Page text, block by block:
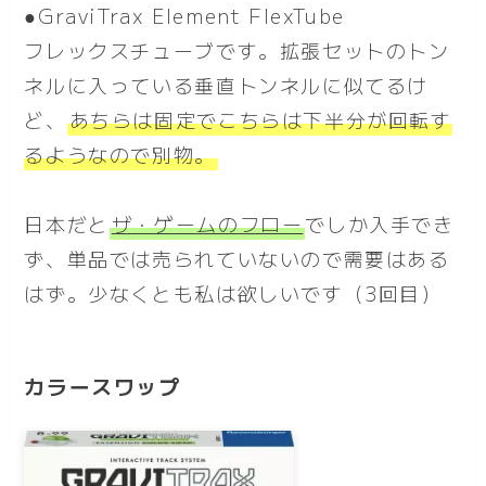
●GraviTrax Element FlexTube
フレックスチューブです。拡張セットのトン
ネルに入っている垂直トンネルに似てるけ
ど、 あちらは固定でこちらは下半分が回転す
るようなので別物。
日本だと ザ・ゲームのフローでしか入手でき
ず、単品では売られていないので需要はある
はず。少なくとも私は欲しいです（3回目）
カラースワップ